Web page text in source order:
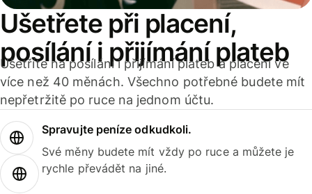
Ušetřete při placení,
posílání i přijímání plateb
Ušetříte na posílání i přijímání plateb a placení ve
více než 40 měnách. Všechno potřebné budete mít
nepřetržitě po ruce na jednom účtu.
Spravujte peníze odkudkoli.
Své měny budete mít vždy po ruce a můžete je
rychle převádět na jiné.